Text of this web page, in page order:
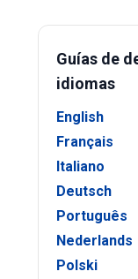
Guías de
idiomas
English
Français
Italiano
Deutsch
Português
Nederlands
Polski